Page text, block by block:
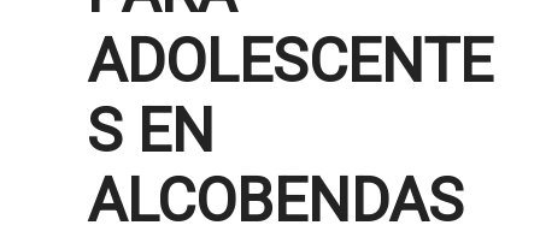
ADOLESCENTE
S EN
ALCOBENDAS